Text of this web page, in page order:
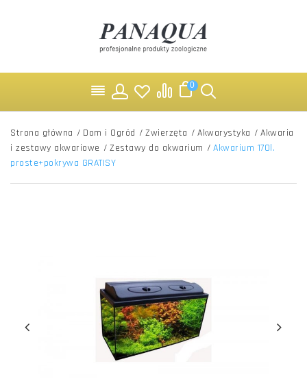
0
Strona główna / Dom i Ogród / Zwierzęta / Akwarystyka / Akwaria
i zestawy akwariowe / Zestawy do akwarium / Akwarium 170l.
proste+pokrywa GRATISY